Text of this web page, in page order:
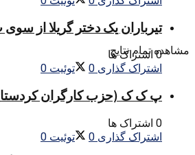
مشاهده تمام نتایج
تیرباران یک دختر گریلا از
0 اشتراک ها
اشتراک گذاری 0 توئیت 0
پ ک ک (حزب کارگران
0 اشتراک ها
اشتراک گذاری 0 توئیت 0